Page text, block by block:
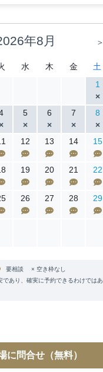
年8月 ＞
水 木 金
土
1
5 6 7 8
12 13 14 15
19 20 21 22
26 27 28 29
要相談 × 空き枠なし
であり、確実に予約できるわけではあ
に問合せ（無料）